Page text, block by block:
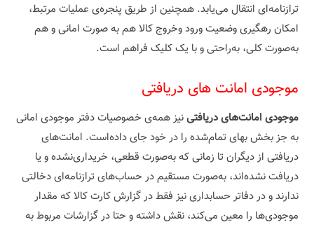
ترازنامه‌ای انتقال می‌یابد. همچنین از طریق پنجره‌ی عملیات مرتبط،
امکان رهگیری وضعیت ورود وخروج کالا هم به صورت امانی و هم
به‌صورت کلی، به‌راحتی و با یک کلیک فراهم است.
موجودی امانت های دریافتی
موجودی امانت‌های دریافتینیز همه‌ی خصوصیات دفتر موجودی امانی
به جز بخش بهای تمام‌شده را در خود جای داده‌است. امانت‌های
دریافتی از دیگران تا زمانی که به‌صورت قطعی، خریداری‌نشده‌ و یا
دریافت نشده‌اند، به‌صورت مستقیم در حساب‌های ترازنامه‌ای دخالتی
ندارند و در دفاتر حسابداری نیز فقط در گزارش کارت کالا که مقدار
موجودی‌ها را معین می‌کند، نقش داشته و حتا در گزارشات مربوط به